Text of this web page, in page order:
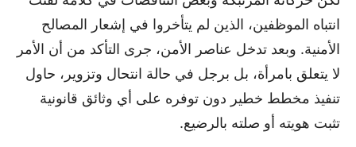
انتباه الموظفين، الذين لم يتأخروا في إشعار المصالح
الأمنية. وبعد تدخل عناصر الأمن، جرى التأكد من أن الأمر
لا يتعلق بامرأة، بل برجل في حالة انتحال وتزوير، حاول
تنفيذ مخطط خطير دون توفره على أي وثائق قانونية
تثبت هويته أو صلته بالرضيع.